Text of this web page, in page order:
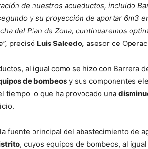
de nuestros acueductos, incluido
y su proyección de aportar 6m3
del Plan de Zona, continuaremos
precisó Luis Salcedo, asesor de
al igual como se hizo con Barrera
de bombeos y sus componentes
tiempo lo que ha provocado una
fuente principal del abastecimiento de
, cuyos equipos de bombeos, al